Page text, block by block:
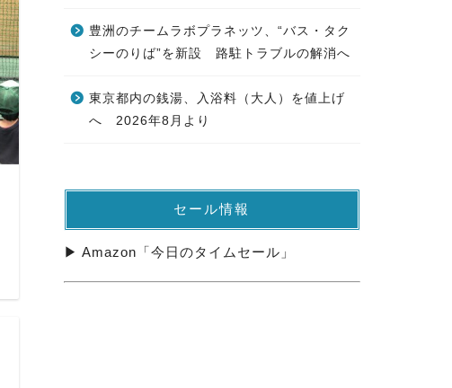
豊洲のチームラボプラネッツ、“バス・タク
シーのりば”を新設 路駐トラブルの解消へ
東京都内の銭湯、入浴料（大人）を値上げ
へ 2026年8月より
セール情報
▶ Amazon「今日のタイムセール」